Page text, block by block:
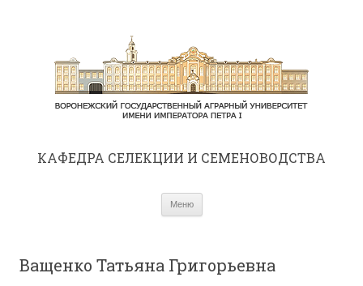
КАФЕДРА СЕЛЕКЦИИ И СЕМЕНОВОДСТВА
Меню
Ващенко Татьяна Григорьевна